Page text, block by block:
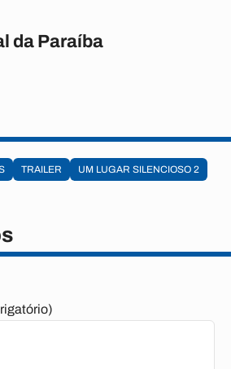
da Paraíba
TRAILER UM LUGAR SILENCIOSO 2